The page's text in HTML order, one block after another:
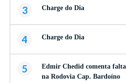
3 Charge do Dia
4 Charge do Dia
5
Edmir Chedid comenta
na Rodovia Cap. Bardoíno